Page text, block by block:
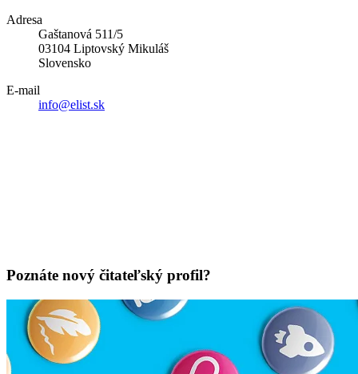
Adresa
Gaštanová 511/5
03104 Liptovský Mikuláš
Slovensko
E-mail
info@elist.sk
Poznáte nový čitateľský profil?